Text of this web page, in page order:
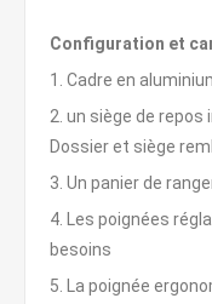
Configuration et
1. Cadre en
2. un siège de
Dossier et siège
3. Un panier de
4. Les poignées
besoins
5. La poignée